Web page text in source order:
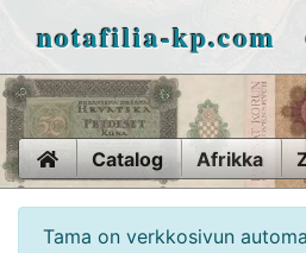
notafilia-kp.com
HomeCatalog Afrikka
Tama on verkkosivun